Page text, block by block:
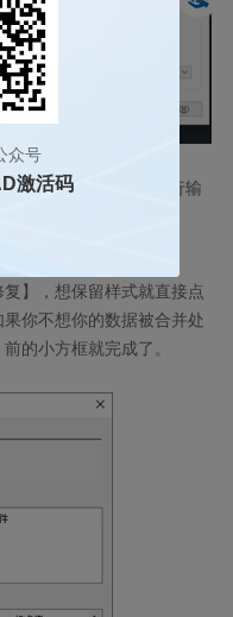
查标准】或者是命令行输
】，想保留样式就直接点
果你不想你的数据被合并处
的小方框就完成了。
众号
激活码